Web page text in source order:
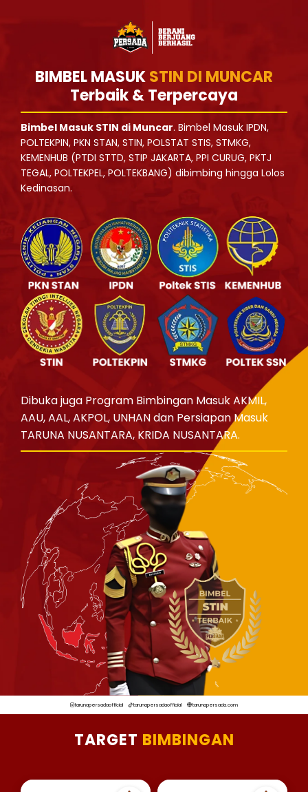
BIMBEL MASUKSTIN DI MUNCAR
Terbaik & Terpercaya
Bimbel Masuk STIN di Muncar. Bimbel Masuk IPDN,
POLTEKPIN, PKN STAN, STIN, POLSTAT STIS, STMKG,
KEMENHUB (PTDI STTD, STIP JAKARTA, PPI CURUG, PKTJ
TEGAL, POLTEKPEL, POLTEKBANG) dibimbing hingga Lolos
Kedinasan.
Dibuka juga Program Bimbingan Masuk AKMIL,
AAU, AAL, AKPOL, UNHAN dan Persiapan Masuk
TARUNA NUSANTARA, KRIDA NUSANTARA.
tarunapersadaofficial tarunapersadaofficial tarunapersada.com
TARGET BIMBINGAN